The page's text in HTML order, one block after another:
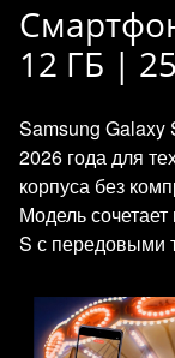
12 ГБ |
Samsung
2026 года для
корпуса без
Модель
S с передовыми